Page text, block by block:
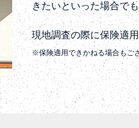
きたいといった場合で
現地調査の際に保険適
※保険適用できかねる場合もご